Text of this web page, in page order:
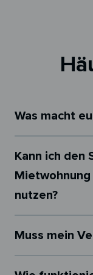
Was macht
Kann ich den
nutzen?
Muss mein